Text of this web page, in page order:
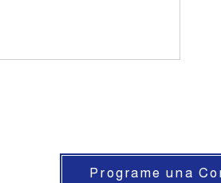
Programe una